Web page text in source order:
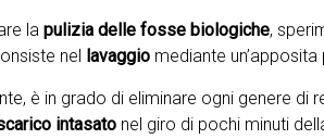
la pulizia delle fosse biologiche,
nel lavaggio mediante
è in grado di eliminare ogni genere di
intasato nel giro di pochi minuti